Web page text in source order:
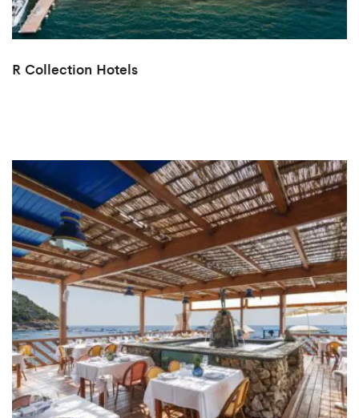
R Collection Hotels